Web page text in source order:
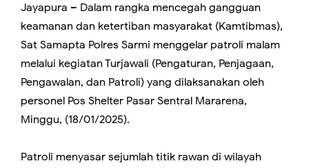
Jayapura – Dalam rangka mencegah gangguan
keamanan dan ketertiban masyarakat (Kamtibmas),
Sat Samapta Polres Sarmi menggelar patroli malam
melalui kegiatan Turjawali (Pengaturan, Penjagaan,
Pengawalan, dan Patroli) yang dilaksanakan oleh
personel Pos Shelter Pasar Sentral Mararena,
Minggu, (18/01/2025).
Patroli menyasar sejumlah titik rawan di wilayah